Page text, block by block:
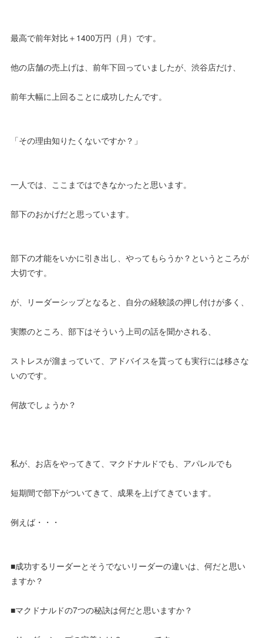
最高で前年対比＋1400万円（月）です。
他の店舗の売上げは、前年下回っていましたが、渋谷店だけ、
前年大幅に上回ることに成功したんです。
「その理由知りたくないですか？」
一人では、ここまではできなかったと思います。
部下のおかげだと思っています。
部下の才能をいかに引き出し、やってもらうか？というところが
大切です。
が、リーダーシップとなると、自分の経験談の押し付けが多く、
実際のところ、部下はそういう上司の話を聞かされる、
ストレスが溜まっていて、アドバイスを貰っても実行には移さな
いのです。
何故でしょうか？
私が、お店をやってきて、マクドナルドでも、アパレルでも
短期間で部下がついてきて、成果を上げてきています。
例えば・・・
■成功するリーダーとそうでないリーダーの違いは、何だと思い
ますか？
■マクドナルドの7つの秘訣は何だと思いますか？